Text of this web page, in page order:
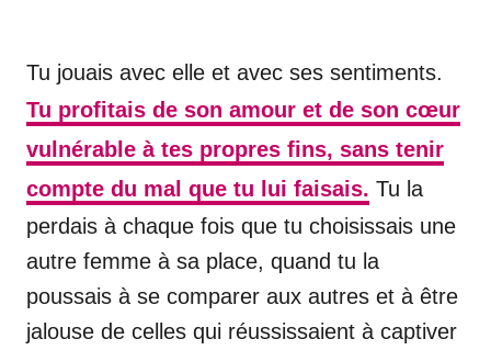
Tu jouais avec elle et avec ses sentiments.
Tu profitais de son amour et de son cœur
vulnérable à tes propres fins, sans tenir
compte du mal que tu lui faisais. Tu la
perdais à chaque fois que tu choisissais une
autre femme à sa place, quand tu la
poussais à se comparer aux autres et à être
jalouse de celles qui réussissaient à captiver